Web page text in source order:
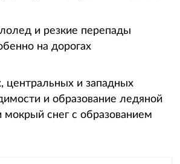
и резкие перепады
на дорогах
центральных и западных
и образование ледяной
снег с образованием